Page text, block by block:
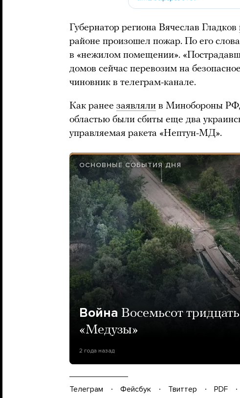
Губернатор региона Вячеслав Гладков
районе произошел пожар. По его
в «нежилом помещении».
домов сейчас перевозим на
чиновник в телеграм-канале.
Как ранее заявляли в Минобороны РФ,
областью были сбиты еще два
управляемая ракета «Нептун-МД».
ОСНОВНЫЕ СОБЫТИЯ ДНЯ
Война Восемьсот
«Медузы»
2 года назад
Телеграм Фейсбук Твиттер PDF